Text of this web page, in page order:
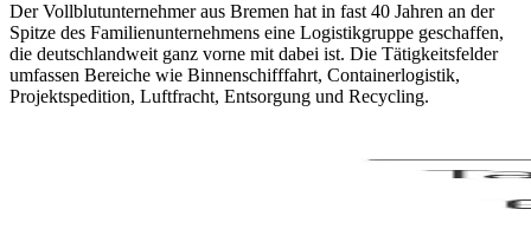
Der Vollblutunternehmer aus Bremen hat in fast 40 Jahren an der
Spitze des Familienunternehmens eine Logistikgruppe geschaffen,
die deutschlandweit ganz vorne mit dabei ist. Die Tätigkeitsfelder
umfassen Bereiche wie Binnenschifffahrt, Containerlogistik,
Projektspedition, Luftfracht, Entsorgung und Recycling.